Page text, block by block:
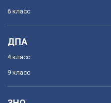
6 класс
ДПА
4 класс
9 класс